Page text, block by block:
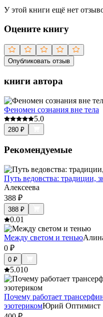
У этой книги ещё нет
Оцените книгу
Опубликовать отзыв
книги автора
Феномен сознания вне тела
5.0
280 ₽
Рекомендуемые
Путь ведовства: традиции,
Алексеева
388 ₽
388 ₽
0.01
Между светом и тенью
0 ₽
0 ₽
5.010
Почему работает
эзотерикомЮрий Оптимист